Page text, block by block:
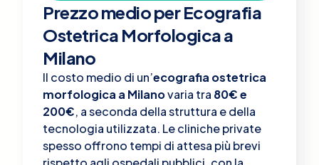
Prezzo medio per Ecografia
Ostetrica Morfologica a
Milano
Il costo medio di un’ecografia ostetrica
morfologica a Milanovaria tra 80€ e
200€, a seconda della struttura e della
tecnologia utilizzata. Le cliniche private
spesso offrono tempi di attesa più brevi